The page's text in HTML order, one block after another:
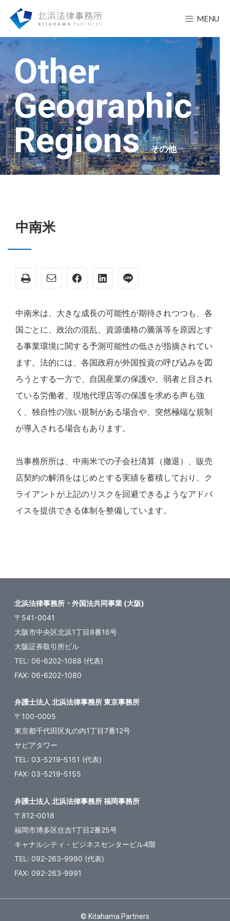
MENU
Other
Geographic
Regions
その他
中南米
中南米は、大きな成長の可能性が期待されつつも、各
国ごとに、政治の混乱、資源価格の騰落等を原因とす
る事業環境に関する予測可能性の低さが指摘されてい
ます。法的には、各国政府が外国投資の呼び込みを図
ろうとする一方で、自国産業の保護や、弱者と目され
ている労働者、現地代理店等の保護を求める声も強
く、独自性の強い規制がある場合や、突然極端な規制
が導入される場合もあります。
当事務所所は、中南米での子会社清算（撤退）、販売
店契約の解消をはじめとする実績を蓄積しており、ク
ライアントが上記のリスクを回避できるようなアドバ
イスを提供できる体制を整備しています。
北浜法律事務所・外国法共同事業 (大阪)
〒541-0041
大阪市中央区北浜1丁目8番16号
大阪証券取引所ビル
TEL: 06-6202-1088 (代表)
FAX: 06-6202-1080
弁護士法人 北浜法律事務所 東京事務所
〒100-0005
東京都千代田区丸の内1丁目7番12号
サピアタワー
TEL: 03-5219-5151 (代表)
FAX: 03-5219-5155
弁護士法人 北浜法律事務所 福岡事務所
〒812-0018
福岡市博多区住吉1丁目2番25号
キャナルシティ・ビジネスセンタービル4階
TEL: 092-263-9990 (代表)
FAX: 092-263-9991
© Kitahama Partners